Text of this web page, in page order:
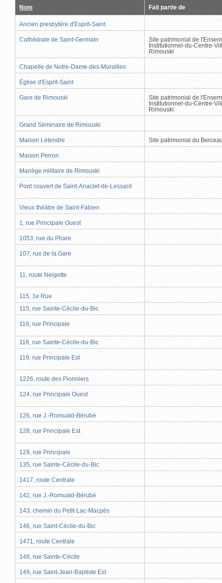
Nom Fait partie de
Ancien presbytère d'Esprit-Saint
Cathédrale de Saint-Germain
Site patrimonial de
Institutionnel-du-Centre-
Rimouski
Chapelle de Notre-Dame-des-Murailles
Église d'Esprit-Saint
Gare de Rimouski
Site patrimonial de
Institutionnel-du-Centre-
Rimouski
Grand Séminaire de Rimouski
Maison Letendre Site patrimonial du
Maison Perron
Manège militaire de Rimouski
Pont couvert de Saint-Anaclet-de-Lessard
Vieux théâtre de Saint-Fabien
1, rue Principale Ouest
1053, rue du Phare
107, rue de la Gare
11, route Neigette
115, 1e Rue
115, rue Sainte-Cécile-du-Bic
116, rue Principale
116, rue Sainte-Cécile-du-Bic
119, rue Principale Est
1226, route des Pionniers
124, rue Principale Ouest
126, rue J.-Romuald-Bérubé
128, rue Principale Est
129, rue Principale
135, rue Sainte-Cécile-du-Bic
1417, route Centrale
142, rue J.-Romuald-Bérubé
143, chemin du Petit-Lac-Macpès
146, rue Saint-Cécile-du-Bic
1471, route Centrale
148, rue Sainte-Cécile
149, rue Saint-Jean-Baptiste Est